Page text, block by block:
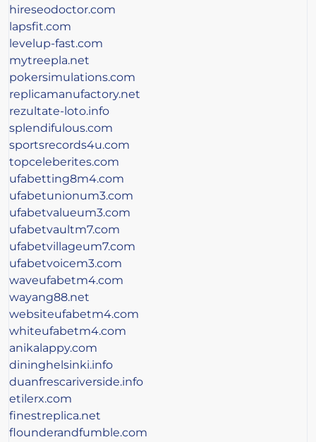
hireseodoctor.com
lapsfit.com
levelup-fast.com
mytreepla.net
pokersimulations.com
replicamanufactory.net
rezultate-loto.info
splendifulous.com
sportsrecords4u.com
topceleberites.com
ufabetting8m4.com
ufabetunionum3.com
ufabetvalueum3.com
ufabetvaultm7.com
ufabetvillageum7.com
ufabetvoicem3.com
waveufabetm4.com
wayang88.net
websiteufabetm4.com
whiteufabetm4.com
anikalappy.com
dininghelsinki.info
duanfrescariverside.info
etilerx.com
finestreplica.net
flounderandfumble.com